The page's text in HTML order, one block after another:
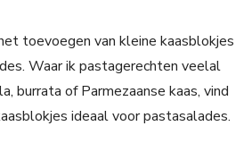
toevoegen van kleine kaasblokjes
Waar ik pastagerechten veelal
burrata of Parmezaanse kaas, vind
ideaal voor pastasalades.